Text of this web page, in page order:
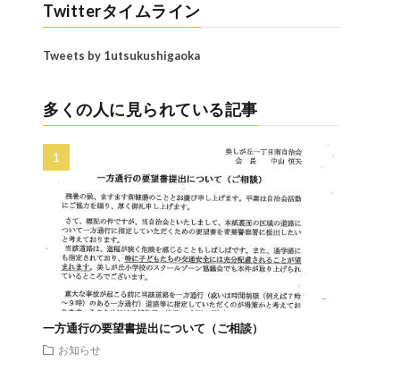
Twitterタイムライン
Tweets by 1utsukushigaoka
多くの人に見られている記事
一方通行の要望書提出について（ご相談）
お知らせ